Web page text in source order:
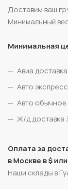
Доставим ваш
Минимальный
Минимальная
Авиа
Авто
Авто обычное
Ж/д доставка
Оплата за
в Москве в $
Наши склады в